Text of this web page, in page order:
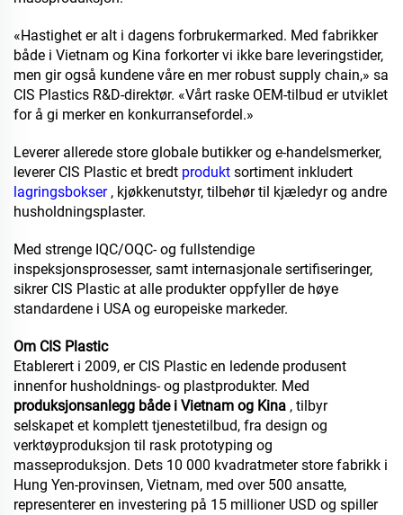
«Hastighet er alt i dagens forbrukermarked. Med fabrikker
både i Vietnam og Kina forkorter vi ikke bare leveringstider,
men gir også kundene våre en mer robust supply chain,» sa
CIS Plastics R&D-direktør. «Vårt raske OEM-tilbud er utviklet
for å gi merker en konkurransefordel.»
Leverer allerede store globale butikker og e-handelsmerker,
leverer CIS Plastic et bredt produkt sortiment inkludert
lagringsbokser , kjøkkenutstyr, tilbehør til kjæledyr og andre
husholdningsplaster.
Med strenge IQC/OQC- og fullstendige
inspeksjonsprosesser, samt internasjonale sertifiseringer,
sikrer CIS Plastic at alle produkter oppfyller de høye
standardene i USA og europeiske markeder.
Om CIS Plastic
Etablerert i 2009, er CIS Plastic en ledende produsent
innenfor husholdnings- og plastprodukter. Med
produksjonsanlegg både i Vietnam og Kina , tilbyr
selskapet et komplett tjenestetilbud, fra design og
verktøyproduksjon til rask prototyping og
masseproduksjon. Dets 10 000 kvadratmeter store fabrikk i
Hung Yen-provinsen, Vietnam, med over 500 ansatte,
representerer en investering på 15 millioner USD og spiller